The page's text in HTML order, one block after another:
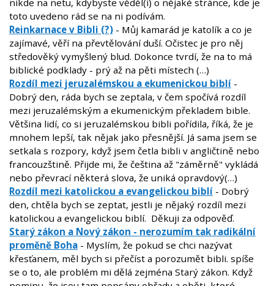
nikde na netu, kdybyste věděl(i) o nějaké stránce, kde je
toto uvedeno rád se na ni podívám.
Reinkarnace v Bibli (?) - Můj kamarád je katolík a co je
zajímavé, věří na převtělování duší. Očistec je pro něj
středověký vymyšlený blud. Dokonce tvrdí, že na to má
biblické podklady - prý až na pěti místech (…)
Rozdíl mezi jeruzalémskou a ekumenickou biblí -
Dobrý den, ráda bych se zeptala, v čem spočívá rozdíl
mezi jeruzalémským a ekumenickým překladem bible.
Většina lidí, co si jeruzalémskou bibli pořídila, říká, že je
mnohem lepší, tak nějak jako přesnější. Já sama jsem se
setkala s rozpory, když jsem četla bibli v angličtině nebo
francouzštině. Přijde mi, že čeština až "záměrně" vykládá
nebo převrací některá slova, že uniká opravdový(…)
Rozdíl mezi katolickou a evangelickou biblí - Dobrý
den, chtěla bych se zeptat, jestli je nějaký rozdíl mezi
katolickou a evangelickou biblí. Děkuji za odpověď.
Starý zákon a Nový zákon - nerozumím tak radikální
proměně Boha - Myslím, že pokud se chci nazývat
křesťanem, měl bych si přečíst a porozumět bibli. spíše
se o to, ale problém mi dělá zejména Starý zákon. Když